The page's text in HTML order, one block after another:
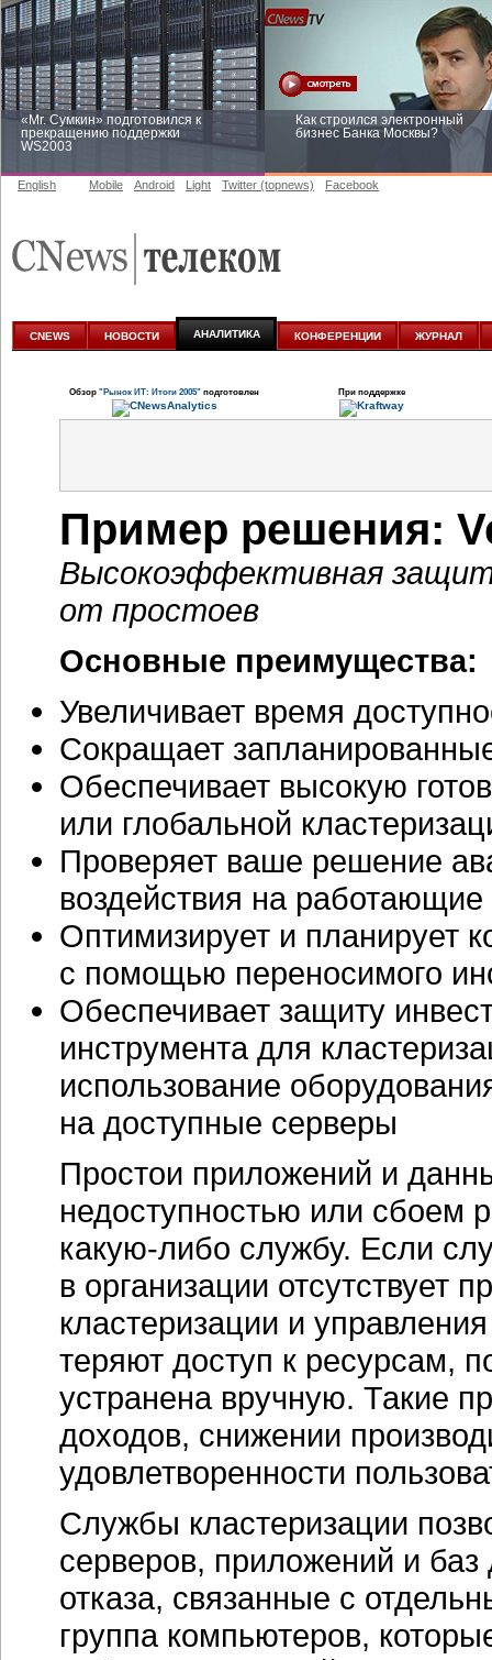
«Mr. Сумкин» подготовился к
прекращению поддержки
WS2003
Как строился электронный
бизнес Банка Москвы?
аналитике
English Mobile Android Light Twitter (topnews) Facebook
CNEWS НОВОСТИ АНАЛИТИКА КОНФЕРЕНЦИИ ЖУРНАЛ
Обзор "Рынок ИТ: Итоги 2005" подготовлен При поддержке
Пример решения:
Высокоэффективная
от простоев
Основные преимущества:
Увеличивает время
Сокращает
Обеспечивает высокую
или глобальной
Проверяет ваше решение
воздействия на
Оптимизирует и планирует
с помощью переносимого
Обеспечивает защиту
инструмента для
использование
на доступные серверы
Простои приложений и
недоступностью или сбоем
какую-либо службу. Если
в организации отсутствует
кластеризации и
теряют доступ к ресурсам,
устранена вручную. Такие
доходов, снижении
удовлетворенности
Службы кластеризации
серверов, приложений и
отказа, связанные с
группа компьютеров,